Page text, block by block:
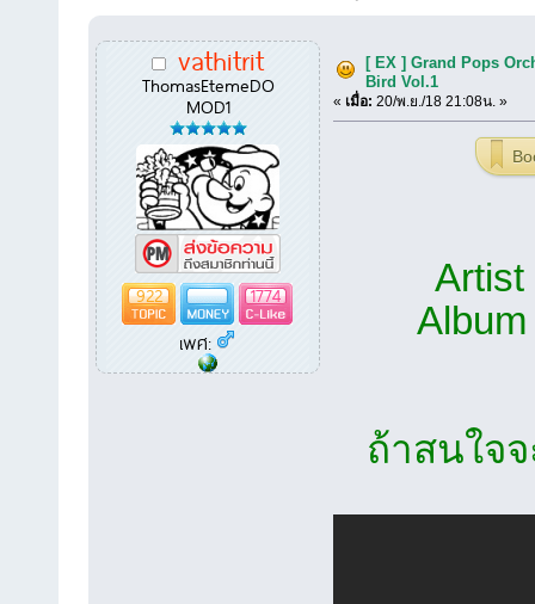
vathitrit
ThomasEtemeDO
MOD1
922
1774
เพศ:
[ EX ] Grand Pops
Bird Vol.1
« เมื่อ: 20/พ.ย./18 21:08น. »
Artist
ถ้าสนใจ